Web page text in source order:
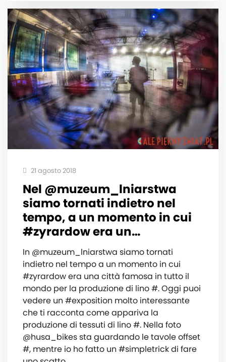
21 agosto 2018
Nel @muzeum_lniarstwa
siamo tornati indietro nel
tempo, a un momento in cui
#zyrardow era un…
In @muzeum_lniarstwa siamo tornati
indietro nel tempo a un momento in cui
#zyrardow era una città famosa in tutto il
mondo per la produzione di lino #. Oggi puoi
vedere un #exposition molto interessante
che ti racconta come appariva la
produzione di tessuti di lino #. Nella foto
@husa_bikes sta guardando le tavole offset
#, mentre io ho fatto un #simpletrick di fare